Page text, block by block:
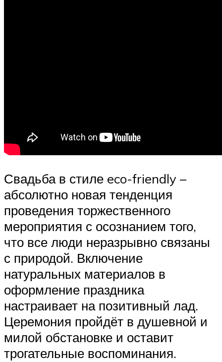
Свадьба в стиле eco-friendly –
абсолютно новая тенденция
проведения торжественного
мероприятия с осознанием того,
что все люди неразрывно связаны
с природой. Включение
натуральных материалов в
оформление праздника
настраивает на позитивный лад.
Церемония пройдёт в душевной и
милой обстановке и оставит
трогательные воспоминания.